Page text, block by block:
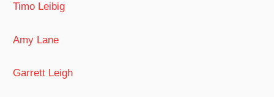
Timo Leibig
Amy Lane
Garrett Leigh